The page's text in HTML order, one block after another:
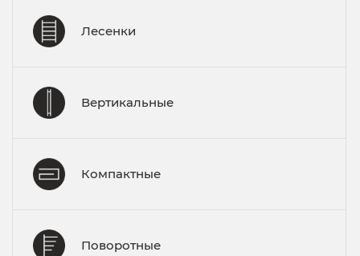
Лесенки
Вертикальные
Компактные
Поворотные